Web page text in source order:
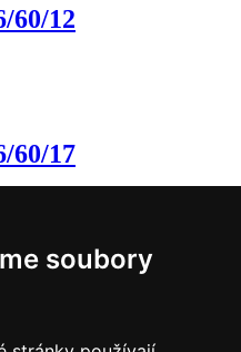
soubory
60/12
60/17
12